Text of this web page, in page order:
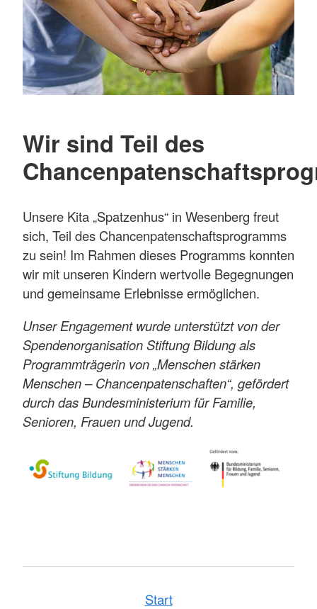
Wir sind Teil des
Unsere Kita „Spatzenhus“ in Wesenberg freut
sich, Teil des Chancenpatenschaftsprogramms
zu sein! Im Rahmen dieses Programms konnten
wir mit unseren Kindern wertvolle Begegnungen
und gemeinsame Erlebnisse ermöglichen.
Unser Engagement wurde unterstützt von der
Spendenorganisation Stiftung Bildung als
Programmträgerin von „Menschen stärken
Menschen – Chancenpatenschaften“, gefördert
durch das Bundesministerium für Familie,
Senioren, Frauen und Jugend.
Start